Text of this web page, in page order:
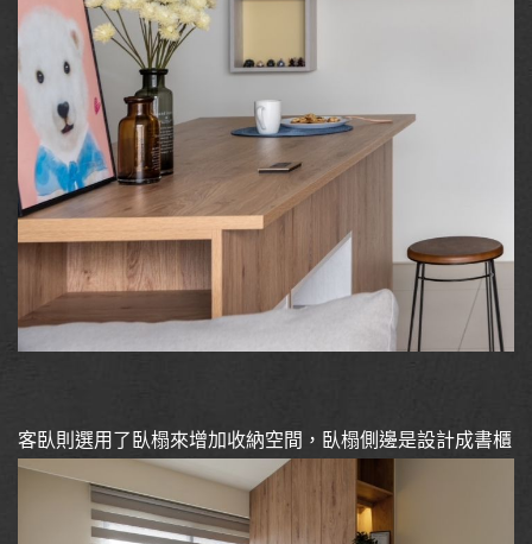
客臥則選用了臥榻來增加收納空間，臥榻側邊是設計成書櫃